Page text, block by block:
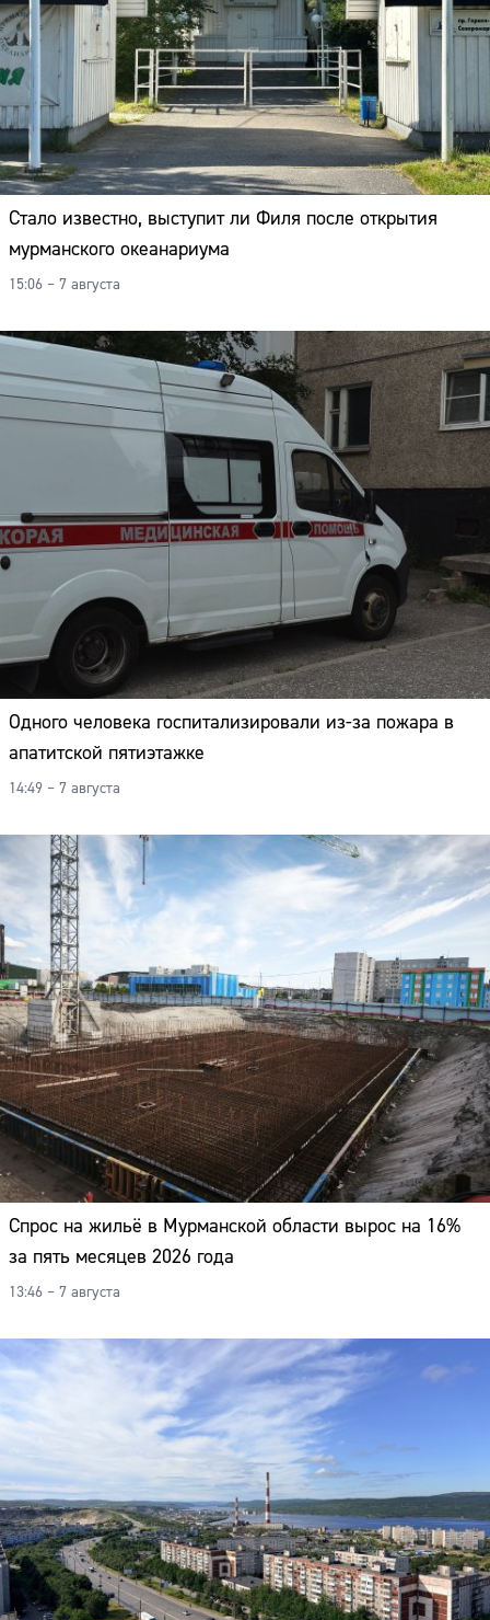
Стало известно, выступит ли Филя после открытия
мурманского океанариума
15:06 – 7 августа
Одного человека госпитализировали из-за пожара в
апатитской пятиэтажке
14:49 – 7 августа
Спрос на жильё в Мурманской области вырос на 16%
за пять месяцев 2026 года
13:46 – 7 августа